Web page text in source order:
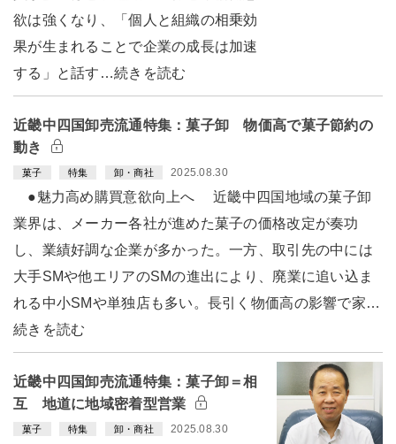
欲は強くなり、「個人と組織の相乗効
果が生まれることで企業の成長は加速
する」と話す…続きを読む
近畿中四国卸売流通特集：菓子卸 物価高で菓子節約の
動き
菓子 特集 卸・商社 2025.08.30
●魅力高め購買意欲向上へ 近畿中四国地域の菓子卸
業界は、メーカー各社が進めた菓子の価格改定が奏功
し、業績好調な企業が多かった。一方、取引先の中には
大手SMや他エリアのSMの進出により、廃業に追い込ま
れる中小SMや単独店も多い。長引く物価高の影響で家…
続きを読む
近畿中四国卸売流通特集：菓子卸＝相
互 地道に地域密着型営業
菓子 特集 卸・商社 2025.08.30